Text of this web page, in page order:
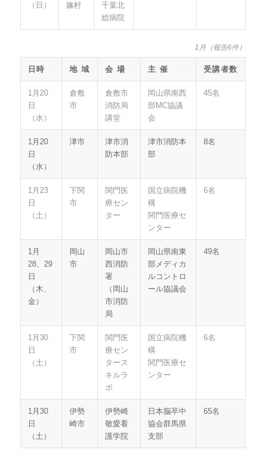
（日）
旛村
千葉北
総病院
1月（報告6件）
日時 地 域 会 場 主 催 受講者数
1月20
日
（水）
倉敷
市
倉敷市
消防局
講堂
岡山県南西
部MC協議
会
45名
1月20
日
（水）
津市
津市消
防本部
津市消防本
部
8名
1月23
日
（土）
下関
市
関門医
療セン
ター
国立病院機
構
関門医療セ
ンター
6名
1月
28、29
日
（木、
金）
岡山
市
岡山市
西消防
署
（岡山
市消防
局
岡山県南東
部メディカ
ルコントロ
ール協議会
49名
1月30
日
（土）
下関
市
関門医
療セン
タース
キルラ
ボ
国立病院機
構
関門医療セ
ンター
6名
1月30
日
（土）
伊勢
崎市
伊勢崎
敬愛看
護学院
日本脳卒中
協会群馬県
支部
65名